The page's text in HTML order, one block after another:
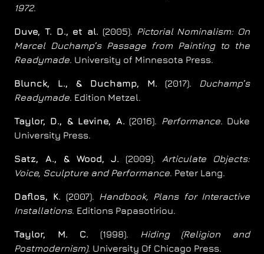
1972.
Duve, T. D., et al. (2005). Pictorial Nominalism: On
Marcel Duchamp’s Passage from Painting to the
Readymade. University of Minnesota Press.
Blunck, L., & Duchamp, M. (2017).
Duchamp’s
Readymade. Edition Metzel.
Taylor, D., & Levine, A. (2016). Performance. Duke
University Press.
Satz, A., & Wood, J. (2009). Articulate Objects:
Voice, Sculpture and Performance. Peter Lang.
Daflos, K. (2007).
Handbook, Plans for Interactive
Installations. Editions Papasotiriou.
Taylor, M. C. (1998).
Hiding (Religion and
Postmodernism). University Of Chicago Press.